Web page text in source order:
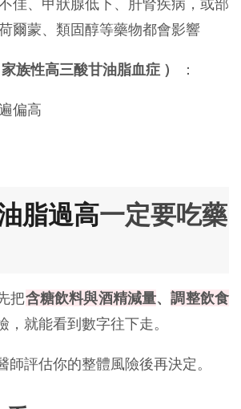
佳、甲狀腺低下、肝腎疾病，或部
爾蒙、類固醇等藥物都會影響
族性高三酸甘油脂血症 ） ：
偏高
脂過高一定要吃藥
把含糖飲料與酒精減量、調整飲食
，就能看到數字往下走。
師評估你的整體風險後再決定。